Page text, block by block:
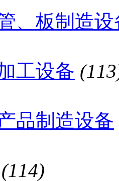
、板制造设
工设备
品制造设备
(114)